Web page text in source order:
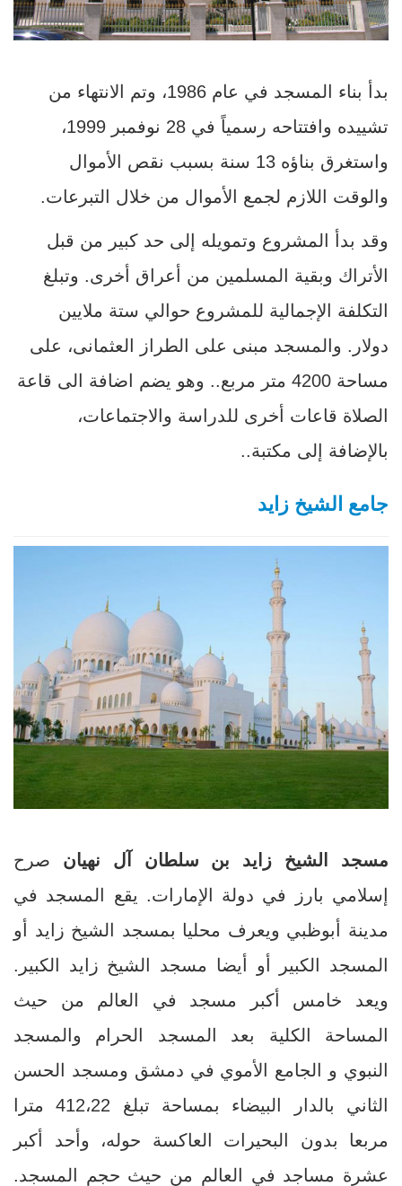
بدأ بناء المسجد في عام 1986، وتم الانتهاء من
تشييده وافتتاحه رسمياً في 28 نوفمبر 1999،
واستغرق بناؤه 13 سنة بسبب نقص الأموال
والوقت اللازم لجمع الأموال من خلال التبرعات.
وقد بدأ المشروع وتمويله إلى حد كبير من قبل
الأتراك وبقية المسلمين من أعراق أخرى. وتبلغ
التكلفة الإجمالية للمشروع حوالي ستة ملايين
دولار. والمسجد مبنى على الطراز العثمانى، على
مساحة 4200 متر مربع.. وهو يضم اضافة الى قاعة
الصلاة قاعات أخرى للدراسة والاجتماعات،
بالإضافة إلى مكتبة..
جامع الشيخ زايد
مسجد الشيخ زايد بن سلطان آل نهيان صرح
إسلامي بارز في دولة الإمارات. يقع المسجد في
مدينة أبوظبي ويعرف محليا بمسجد الشيخ زايد أو
المسجد الكبير أو أيضا مسجد الشيخ زايد الكبير.
ويعد خامس أكبر مسجد في العالم من حيث
المساحة الكلية بعد المسجد الحرام والمسجد
النبوي و الجامع الأموي في دمشق ومسجد الحسن
الثاني بالدار البيضاء بمساحة تبلغ 412،22 مترا
مربعا بدون البحيرات العاكسة حوله، وأحد أكبر
عشرة مساجد في العالم من حيث حجم المسجد.